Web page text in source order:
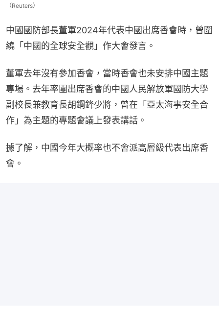
（Reuters）
中國國防部長董軍2024年代表中國出席香會時，曾圍
繞「中國的全球安全觀」作大會發言。
董軍去年沒有參加香會，當時香會也未安排中國主題
專場。去年率團出席香會的中國人民解放軍國防大學
副校長兼教育長胡鋼鋒少將，曾在「亞太海事安全合
作」為主題的專題會議上發表講話。
據了解，中國今年大概率也不會派高層級代表出席香
會。